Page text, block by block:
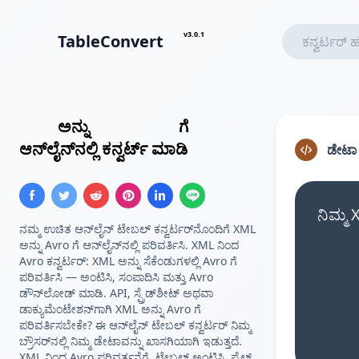
TableConvert v3.0.1
ಅನ್ನು
ಗೆ
ಆನ್‌ಲೈನ್‌ನಲ್ಲಿ ಕನ್ವರ್ಟ್ ಮಾಡಿ
ನಮ್ಮ ಉಚಿತ ಆನ್‌ಲೈನ್ ಟೇಬಲ್ ಕನ್ವರ್ಟರ್‌ನೊಂದಿಗೆ XML
ಅನ್ನು Avro ಗೆ ಆನ್‌ಲೈನ್‌ನಲ್ಲಿ ಪರಿವರ್ತಿಸಿ. XML ನಿಂದ
Avro ಕನ್ವರ್ಟರ್: XML ಅನ್ನು ಸೆಕೆಂಡುಗಳಲ್ಲಿ Avro ಗೆ
ಪರಿವರ್ತಿಸಿ — ಅಂಟಿಸಿ, ಸಂಪಾದಿಸಿ ಮತ್ತು Avro
ಡೌನ್‌ಲೋಡ್ ಮಾಡಿ. API, ಸ್ಪ್ರೆಡ್‌ಶೀಟ್ ಅಥವಾ
ಡಾಕ್ಯುಮೆಂಟೇಶನ್‌ಗಾಗಿ XML ಅನ್ನು Avro ಗೆ
ಪರಿವರ್ತಿಸಬೇಕೇ? ಈ ಆನ್‌ಲೈನ್ ಟೇಬಲ್ ಕನ್ವರ್ಟರ್ ನಿಮ್ಮ
ಬ್ರೌಸರ್‌ನಲ್ಲಿ ನಿಮ್ಮ ಡೇಟಾವನ್ನು ಖಾಸಗಿಯಾಗಿ ಇಡುತ್ತದೆ.
ನಿಮ್ಮ